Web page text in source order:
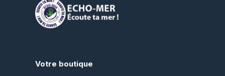
Votre boutique